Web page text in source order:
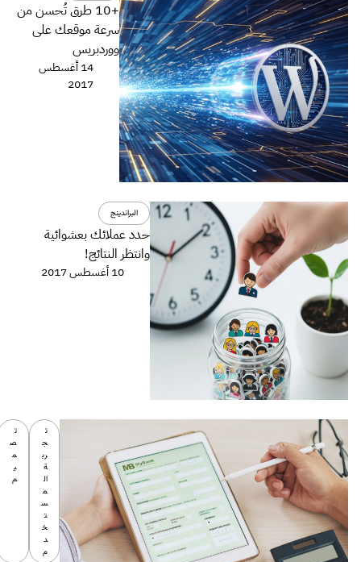
+10 طرق تُحسن من
سرعة موقعك على
ووردبريس
14 أغسطس
2017
البراندينج
حدد عملائك بعشوائية
وانتظر النتائج!
10 أغسطس 2017
ت
ج
رب
ة
ال
م
س
ت
خ
د
م
ت
ص
م
ي
م